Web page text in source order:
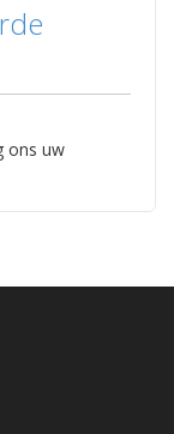
ons uw